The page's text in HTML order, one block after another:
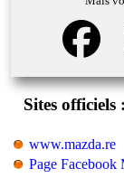
Sites officiels :
www.mazda.re
Page Facebook